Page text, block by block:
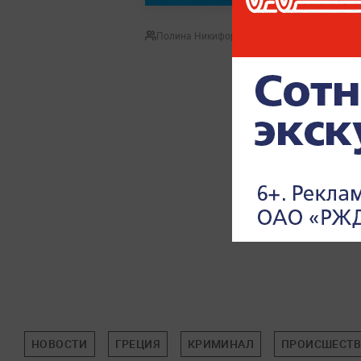
Полина Никифорова
НОВОСТИ ГРЕЦИЯ КРИМИНАЛ